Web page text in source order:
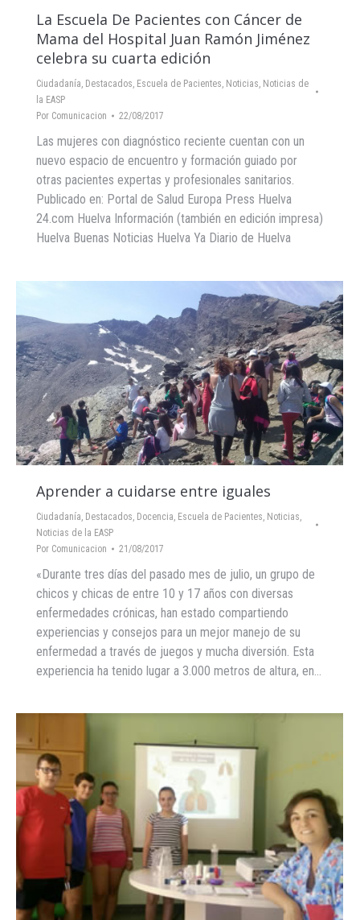
La Escuela De Pacientes con Cáncer de
Mama del Hospital Juan Ramón Jiménez
celebra su cuarta edición
Ciudadanía, Destacados, Escuela de Pacientes, Noticias, Noticias de
la EASP
Por Comunicacion 22/08/2017
Las mujeres con diagnóstico reciente cuentan con un
nuevo espacio de encuentro y formación guiado por
otras pacientes expertas y profesionales sanitarios.
Publicado en: Portal de Salud Europa Press Huelva
24.com Huelva Información (también en edición impresa)
Huelva Buenas Noticias Huelva Ya Diario de Huelva
Aprender a cuidarse entre iguales
Ciudadanía, Destacados, Docencia, Escuela de Pacientes, Noticias,
Noticias de la EASP
Por Comunicacion 21/08/2017
«Durante tres días del pasado mes de julio, un grupo de
chicos y chicas de entre 10 y 17 años con diversas
enfermedades crónicas, han estado compartiendo
experiencias y consejos para un mejor manejo de su
enfermedad a través de juegos y mucha diversión. Esta
experiencia ha tenido lugar a 3.000 metros de altura, en…